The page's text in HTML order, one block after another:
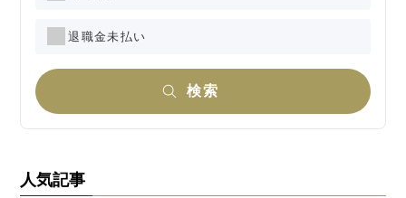
退職金未払い
検索
人気記事